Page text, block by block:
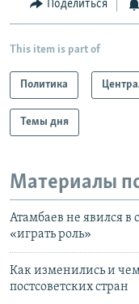
Поделиться
This item is part of
Политика
Темы дня
Материалы
Атамбаев не явился
«играть роль»
Как изменились и
постсоветских стран